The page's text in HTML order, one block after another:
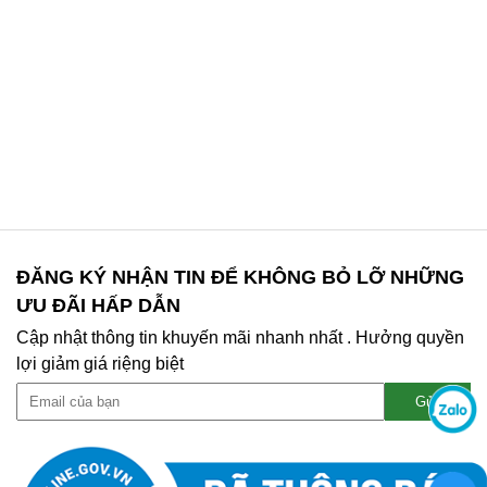
ĐĂNG KÝ NHẬN TIN ĐỂ KHÔNG BỎ LỠ NHỮNG
ƯU ĐÃI HẤP DẪN
Cập nhật thông tin khuyến mãi nhanh nhất . Hưởng quyền
lợi giảm giá riệng biệt